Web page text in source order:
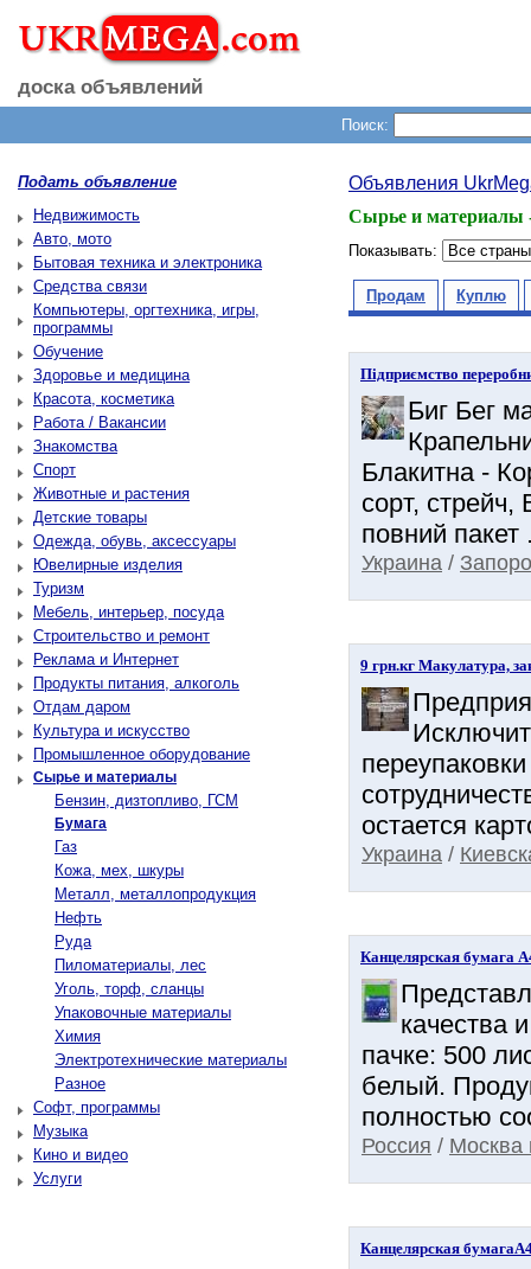
доска объявлений
Поиск:
Подать объявление
Недвижимость
Авто, мото
Бытовая техника и электроника
Средства связи
Компьютеры, оргтехника, игры,
программы
Обучение
Здоровье и медицина
Красота, косметика
Работа / Вакансии
Знакомства
Спорт
Животные и растения
Детские товары
Одежда, обувь, аксессуары
Ювелирные изделия
Туризм
Мебель, интерьер, посуда
Строительство и ремонт
Реклама и Интернет
Продукты питания, алкоголь
Отдам даром
Культура и искусство
Промышленное оборудование
Сырье и материалы
Бензин, дизтопливо, ГСМ
Бумага
Газ
Кожа, мех, шкуры
Металл, металлопродукция
Нефть
Руда
Пиломатериалы, лес
Уголь, торф, сланцы
Упаковочные материалы
Химия
Электротехнические материалы
Разное
Софт, программы
Музыка
Кино и видео
Услуги
Объявления
Сырье и материалы
Показывать:
Продам Куплю
Підприємство
Биг Бег
Блакитна -
сорт,
повний пакет
Украина /
9 грн.кг Макулатура,
остается
Украина /
Канцелярская бумага
качества
пачке: 500
белый.
полностью
Россия / Москва
Канцелярская